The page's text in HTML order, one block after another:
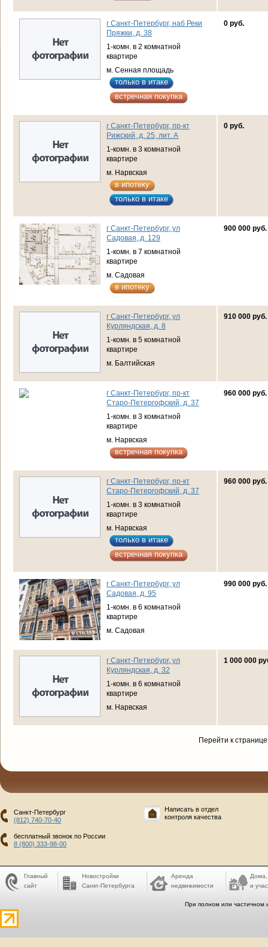
г Санкт-Петербург, наб Реки
Пряжки, д. 38
1-комн. в 2 комнатной
квартире
м. Сенная площадь
только в итаке
встречная покупка
0 руб.
г Санкт-Петербург, пр-кт
Рижский, д. 25, лит. А
1-комн. в 3 комнатной
квартире
м. Нарвская
в ипотеку
только в итаке
0 руб.
г Санкт-Петербург, ул
Садовая, д. 129
1-комн. в 7 комнатной
квартире
м. Садовая
в ипотеку
900 000 руб.
г Санкт-Петербург, ул
Курляндская, д. 8
1-комн. в 5 комнатной
квартире
м. Балтийская
910 000 руб.
г Санкт-Петербург, пр-кт
Старо-Петергофский, д. 37
1-комн. в 3 комнатной
квартире
м. Нарвская
встречная покупка
960 000 руб.
г Санкт-Петербург, пр-кт
Старо-Петергофский, д. 37
1-комн. в 3 комнатной
квартире
м. Нарвская
только в итаке
встречная покупка
960 000 руб.
г Санкт-Петербург, ул
Садовая, д. 95
1-комн. в 6 комнатной
квартире
м. Садовая
990 000 руб.
г Санкт-Петербург, ул
Курляндская, д. 32
1-комн. в 6 комнатной
квартире
м. Нарвская
1 000 000
Перейти к
Санкт-Петербург
(812) 740-70-40
бесплатный звонок по России
8 (800) 333-98-00
Написать в отдел
контроля качества
Главный
сайт
Новостройки
Санкт-Петербурга
Аренда
недвижимости
Дома,
и
При полном или частичном